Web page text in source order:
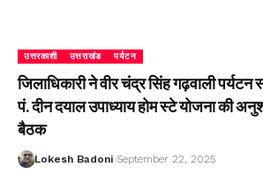
उत्तरकाशी उत्तराखंड पर्यटन
जिलाधिकारी ने वीर चंद्र सिंह गढ़वाली
पं. दीन दयाल उपाध्याय होम स्टे योजना की
बैठक
Lokesh Badoni September 22, 2025